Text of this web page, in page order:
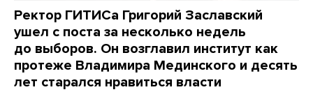
Ректор ГИТИСа Григорий Заславский
ушел с поста за несколько недель
до выборов. Он возглавил институт как
протеже Владимира Мединского и десять
лет старался нравиться власти